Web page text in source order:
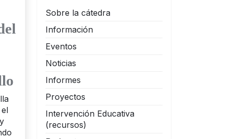
Sobre la cátedra
Información
Eventos
Noticias
Informes
Proyectos
Intervención Educativa
(recursos)